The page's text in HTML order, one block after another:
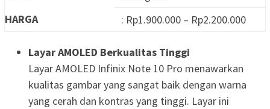
HARGA
: Rp1.900.000 – Rp2.200.000
Layar AMOLED Berkualitas Tinggi
Layar AMOLED Infinix Note 10 Pro menawarkan
kualitas gambar yang sangat baik dengan warna
yang cerah dan kontras yang tinggi. Layar ini